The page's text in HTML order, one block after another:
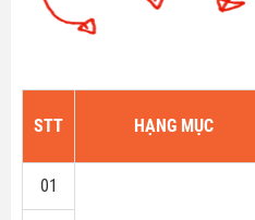
STT HẠNG MỤC
01